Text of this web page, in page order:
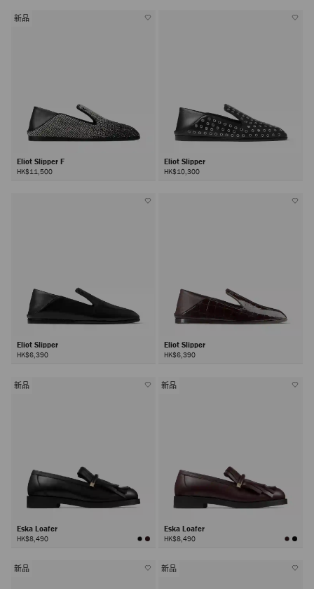
新品
Eliot Slipper F
HK$11,500
Eliot Slipper
HK$10,300
Eliot Slipper
HK$6,390
Eliot Slipper
HK$6,390
新品
Eska Loafer
HK$8,490
新品
Eska Loafer
HK$8,490
新品 新品